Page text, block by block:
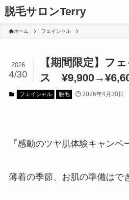
脱毛サロンTerry
ホーム フェイシャル
【期間限定】フ
ス
2026
4/30
フェイシャル 脱毛 2026年4月30日
『感動のツヤ肌体験キャンペ
薄着の季節、お肌の準備はで